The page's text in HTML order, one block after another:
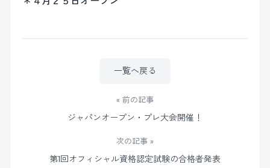
« 前の記事
ジャパンオープン・プレ大会開催！
一覧へ戻る
次の記事 »
第1回オフィシャル資格認定試験の合格者発表